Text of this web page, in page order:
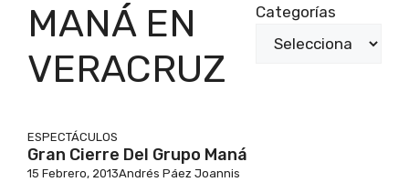
MANÁ EN
VERACRUZ
Categorías
ESPECTÁCULOS
Gran Cierre Del Grupo Maná
15 Febrero, 2013Andrés Páez Joannis